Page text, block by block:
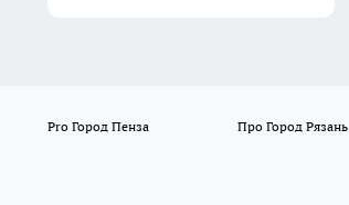
Pro Город Пенза Про Город Рязань